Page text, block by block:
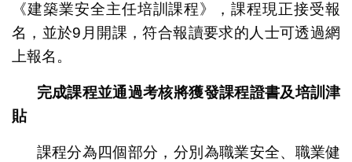
《建築業安全主任培訓課程》，課程現正接受報
名，並於9月開課，符合報讀要求的人士可透過網
上報名。
完成課程並通過考核將獲發課程證書及培訓津
貼
課程分為四個部分，分別為職業安全、職業健